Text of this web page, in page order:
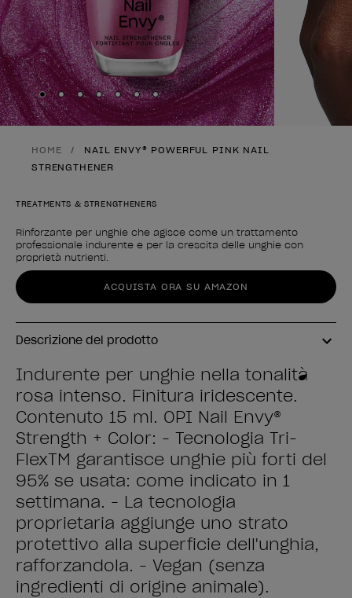
Skip to slide1
Skip to slide2
Skip to slide3
Skip to slide4
Skip to slide5
Skip to slide 6
Skip to slide7
HOME
NAIL ENVY® POWERFUL PINK NAIL
STRENGTHENER
TREATMENTS & STRENGTHENERS
Rinforzante per unghie che agisce come un trattamento
professionale indurente e per la crescita delle unghie con
proprietà nutrienti.
Forma del prodotto
ACQUISTA ORA SU AMAZON
Descrizione del prodotto
Indurente per unghie nella tonalità
rosa intenso. Finitura iridescente.
Contenuto 15 ml. OPI Nail Envy®
Strength + Color: - Tecnologia Tri-
FlexTM garantisce unghie più forti del
95% se usata: come indicato in 1
settimana. - La tecnologia
proprietaria aggiunge uno strato
protettivo alla superficie dell'unghia,
rafforzandola. - Vegan (senza
ingredienti di origine animale).